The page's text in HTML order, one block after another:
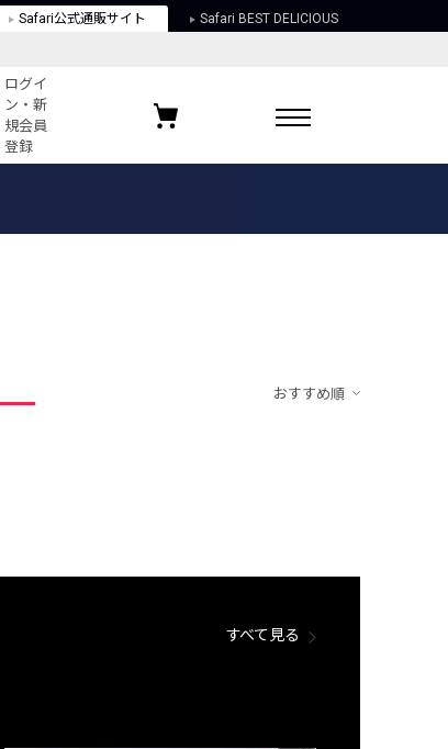
Safari公式通販サイト Safari BEST DELICIOUS
ログイ
ン・新
規会員
登録
お気に入りブランド
おすすめ順
すべて見る